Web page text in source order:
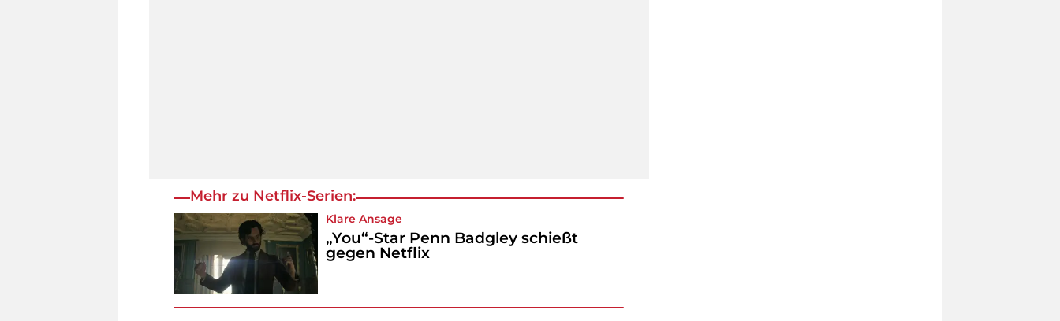
Mehr zu Netflix-Serien:
Klare Ansage
„You“-Star Penn Badgley schießt
gegen Netflix